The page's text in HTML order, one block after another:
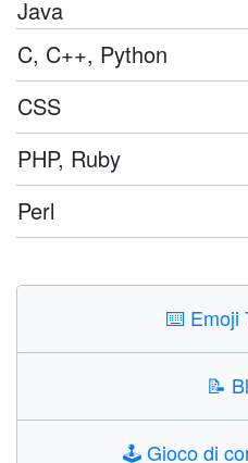
Java
C, C++, Python
CSS
PHP, Ruby
Perl
⌨️ Emoji
📝
🕹️Gioco di